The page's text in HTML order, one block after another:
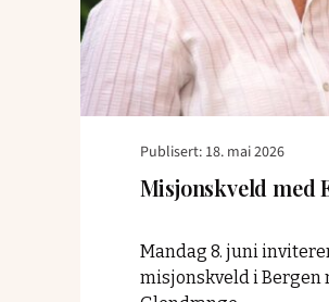
Publisert: 18. mai 2026
Misjonskveld med
Mandag 8. juni
misjonskveld i Bergen